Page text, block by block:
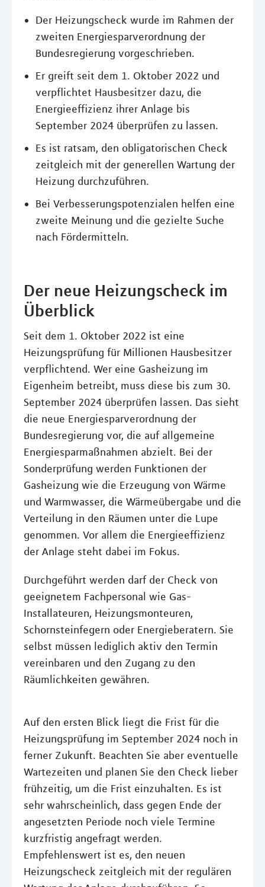
Der Heizungscheck wurde im Rahmen der
zweiten Energiesparverordnung der
Bundesregierung vorgeschrieben.
Er greift seit dem 1. Oktober 2022 und
verpflichtet Hausbesitzer dazu, die
Energieeffizienz ihrer Anlage bis
September 2024 überprüfen zu lassen.
Es ist ratsam, den obligatorischen Check
zeitgleich mit der generellen Wartung der
Heizung durchzuführen.
Bei Verbesserungspotenzialen helfen eine
zweite Meinung und die gezielte Suche
nach Fördermitteln.
Der neue Heizungscheck im
Überblick
Seit dem 1. Oktober 2022 ist eine
Heizungsprüfung für Millionen Hausbesitzer
verpflichtend. Wer eine Gasheizung im
Eigenheim betreibt, muss diese bis zum 30.
September 2024 überprüfen lassen. Das sieht
die neue Energiesparverordnung der
Bundesregierung vor, die auf allgemeine
Energiesparmaßnahmen abzielt. Bei der
Sonderprüfung werden Funktionen der
Gasheizung wie die Erzeugung von Wärme
und Warmwasser, die Wärmeübergabe und die
Verteilung in den Räumen unter die Lupe
genommen. Vor allem die Energieeffizienz
der Anlage steht dabei im Fokus.
Durchgeführt werden darf der Check von
geeignetem Fachpersonal wie Gas-
Installateuren, Heizungsmonteuren,
Schornsteinfegern oder Energieberatern. Sie
selbst müssen lediglich aktiv den Termin
vereinbaren und den Zugang zu den
Räumlichkeiten gewähren.
Auf den ersten Blick liegt die Frist für die
Heizungsprüfung im September 2024 noch in
ferner Zukunft. Beachten Sie aber eventuelle
Wartezeiten und planen Sie den Check lieber
frühzeitig, um die Frist einzuhalten. Es ist
sehr wahrscheinlich, dass gegen Ende der
angesetzten Periode noch viele Termine
kurzfristig angefragt werden.
Empfehlenswert ist es, den neuen
Heizungscheck zeitgleich mit der regulären